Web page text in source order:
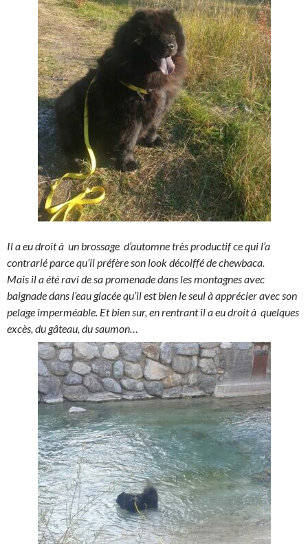
Il a eu droit à un brossage d’automne très productif ce qui l’a
contrarié parce qu’il préfère son look décoiffé de chewbaca.
Mais il a été ravi de sa promenade dans les montagnes avec
baignade dans l’eau glacée qu’il est bien le seul à apprécier avec son
pelage imperméable. Et bien sur, en rentrant il a eu droit à quelques
excès, du gâteau, du saumon…